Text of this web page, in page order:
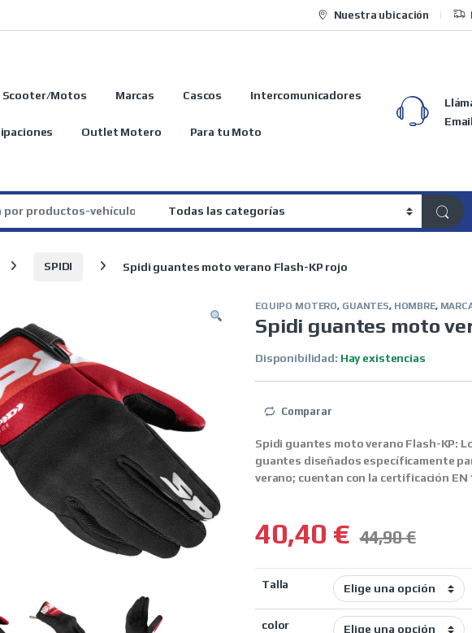
Nuestra ubicación
Scooter/Motos Marcas Cascos Intercomunicadores
Outlet Motero Para tu Moto
SPIDI Spidi guantes moto verano Flash-KP rojo
EQUIPO MOTERO, GUANTES, HOMBRE,
Spidi guantes moto
Disponibilidad: Hay existencias
Comparar
Spidi guantes moto verano Flash-KP:
guantes diseñados específicamente
verano; cuentan con la certificación EN
40,40 € 44,90€
Talla
color